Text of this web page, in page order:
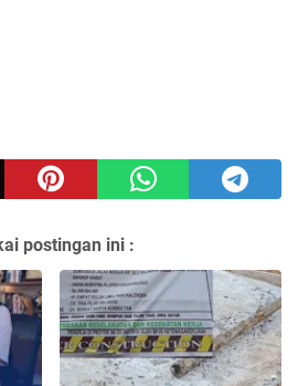
postingan ini :